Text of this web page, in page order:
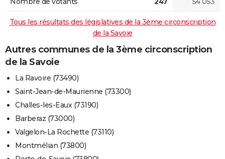
Tous les résultats des législatives de la 3ème circonscription
de la Savoie
Autres communes de la 3ème circonscription
de la Savoie
La Ravoire (73490)
Saint-Jean-de-Maurienne (73300)
Challes-les-Eaux (73190)
Barberaz (73000)
Valgelon-La Rochette (73110)
Montmélian (73800)